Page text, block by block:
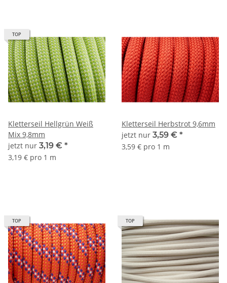
TOP
Kletterseil Hellgrün Weiß
Mix 9,8mm
jetzt nur 3,19 € *
3,19 € pro 1 m
Kletterseil Herbstrot 9,6mm
jetzt nur 3,59 € *
3,59 € pro 1 m
TOP TOP